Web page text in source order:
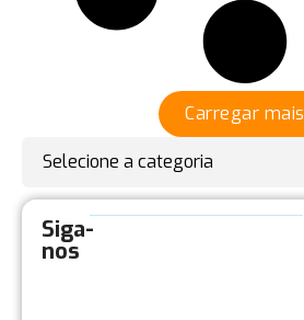
Carregar mais
Selecione a categoria
Siga-
nos